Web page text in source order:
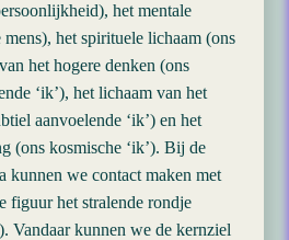
het mentale
het spirituele lichaam (ons
het hogere denken (ons
‘ik’), het lichaam van het
aanvoelende ‘ik’) en het
(ons kosmische ‘ik’). Bij de
kunnen we contact maken met
figuur het stralende rondje
Vandaar kunnen we de kernziel